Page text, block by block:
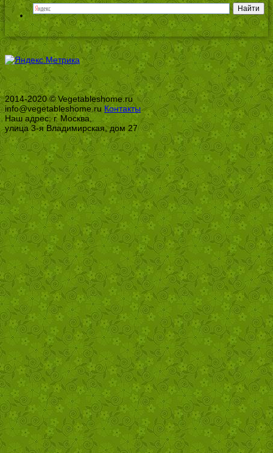
2014-2020 © Vegetableshome.ru
info@vegetableshome.ru Контакты
Наш адрес: г. Москва,
улица 3-я Владимирская, дом 27